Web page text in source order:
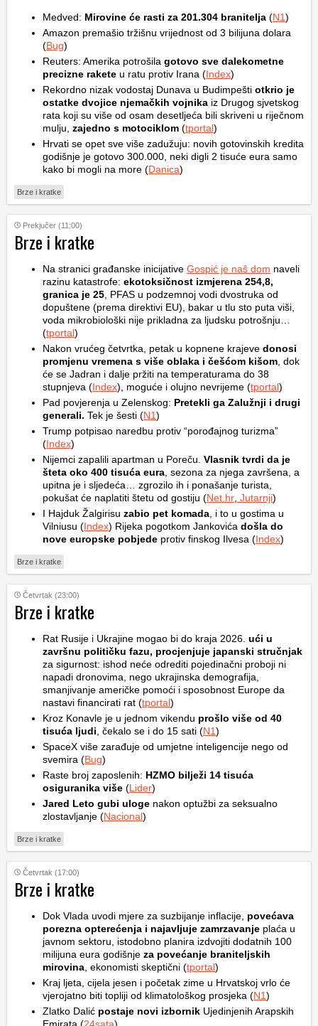
Medved: Mirovine će rasti za 201.304 branitelja (N1)
Amazon premašio tržišnu vrijednost od 3 bilijuna dolara
(Bug)
Reuters: Amerika potrošila gotovo sve dalekometne
precizne rakete u ratu protiv Irana (Index)
Rekordno nizak vodostaj Dunava u Budimpešti otkrio je
ostatke dvojice njemačkih vojnika iz Drugog sjvetskog
rata koji su više od osam desetljeća bili skriveni u riječnom
mulju, zajedno s motociklom (tportal)
Hrvati se opet sve više zadužuju: novih gotovinskih kredita
godišnje je gotovo 300.000, neki digli 2 tisuće eura samo
kako bi mogli na more (Danica)
Brze i kratke
Prekjučer (11:00)
Brze i kratke
Na stranici građanske inicijative Gospić je naš dom naveli
razinu katastrofe: ekotoksičnost izmjerena 254,8,
granica je 25 , PFAS u podzemnoj vodi dvostruka od
dopuštene (prema direktivi EU), bakar u tlu sto puta viši,
voda mikrobiološki nije prikladna za ljudsku potrošnju…
(tportal)
Nakon vrućeg četvrtka, petak u kopnene krajeve donosi
promjenu vremena s više oblaka i češćom kišom , dok
će se Jadran i dalje pržiti na temperaturama do 38
stupnjeva (Index), moguće i olujno nevrijeme (tportal)
Pad povjerenja u Zelenskog: Pretekli ga Zalužnji i drugi
generali. Tek je šesti (N1)
Trump potpisao naredbu protiv “porođajnog turizma”
(Index)
Nijemci zapalili apartman u Poreču. Vlasnik tvrdi da je
šteta oko 400 tisuća eura , sezona za njega završena, a
upitna je i sljedeća… zgrozilo ih i ponašanje turista,
pokušat će naplatiti štetu od gostiju (Net.hr Jutarnji)
I Hajduk Žalgirisu zabio pet komada , i to u gostima u
Vilniusu (Index) Rijeka pogotkom Jankovića došla do
nove europske pobjede protiv finskog Ilvesa (Index)
Brze i kratke
Četvrtak (23:00)
Brze i kratke
Rat Rusije i Ukrajine mogao bi do kraja 2026. ući u
završnu političku fazu, procjenjuje japanski stručnjak
za sigurnost: ishod neće odrediti pojedinačni proboji ni
napadi dronovima, nego ukrajinska demografija,
smanjivanje američke pomoći i sposobnost Europe da
nastavi financirati rat (tportal)
Kroz Konavle je u jednom vikendu prošlo više od 40
tisuća ljudi , čekalo se i do 15 sati (N1)
SpaceX više zarađuje od umjetne inteligencije nego od
svemira (Bug)
Raste broj zaposlenih: HZMO bilježi 14 tisuća
osiguranika više (Lider)
Jared Leto gubi uloge nakon optužbi za seksualno
zlostavljanje (Nacional)
Brze i kratke
Četvrtak (17:00)
Brze i kratke
Dok Vlada uvodi mjere za suzbijanje inflacije, povećava
porezna opterećenja i najavljuje zamrzavanje plaća u
javnom sektoru, istodobno planira izdvojiti dodatnih 100
milijuna eura godišnje za povećanje braniteljskih
mirovina , ekonomisti skeptični (tportal)
Kraj ljeta, cijela jesen i početak zime u Hrvatskoj vrlo će
vjerojatno biti topliji od klimatološkog prosjeka (N1)
Zlatko Dalić postaje novi izbornik Ujedinjenih Arapskih